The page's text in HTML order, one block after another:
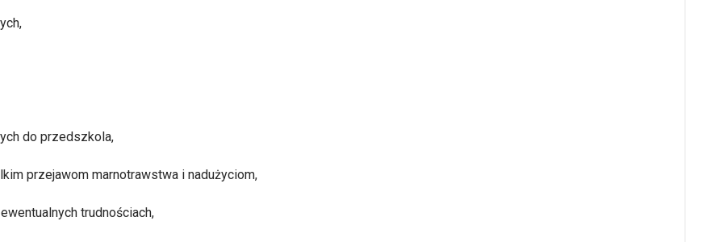
do przedszkola,
przejawom marnotrawstwa i nadużyciom,
trudnościach,